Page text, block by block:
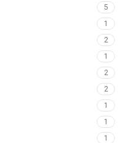
5
1
2
1
2
2
1
1
1